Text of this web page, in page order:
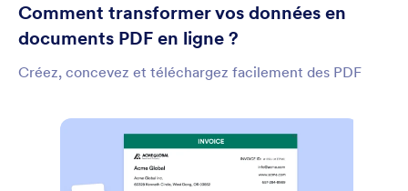
Comment transformer vos données en
documents PDF en ligne ?
Créez, concevez et téléchargez facilement des PDF